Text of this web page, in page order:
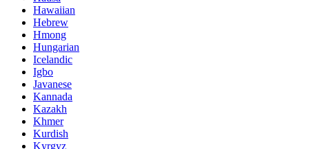
Hawaiian
Hebrew
Hmong
Hungarian
Icelandic
Igbo
Javanese
Kannada
Kazakh
Khmer
Kurdish
Kyrgyz